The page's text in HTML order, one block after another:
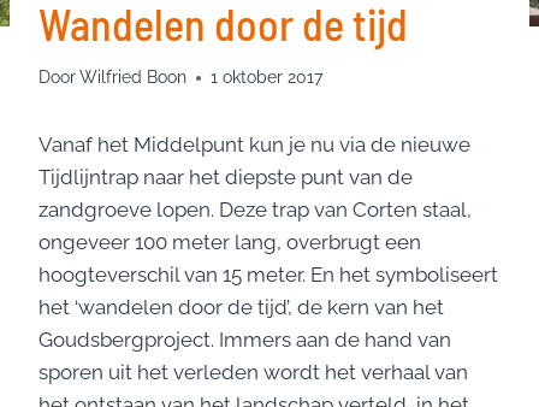
Wandelen door de tijd
DoorWilfried Boon 1 oktober 2017
Vanaf het Middelpunt kun je nu via de nieuwe
Tijdlijntrap naar het diepste punt van de
zandgroeve lopen. Deze trap van Corten staal,
ongeveer 100 meter lang, overbrugt een
hoogteverschil van 15 meter. En het symboliseert
het ‘wandelen door de tijd’, de kern van het
Goudsbergproject. Immers aan de hand van
sporen uit het verleden wordt het verhaal van